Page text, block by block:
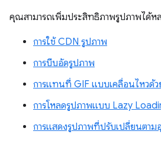
คุณสามารถเพิ่มประสิทธิภาพรูปภาพได้ห
การใช้ CDN รูปภาพ
การบีบอัดรูปภาพ
การแทนที่ GIF แบบเคลื่อนไหวด้ว
การโหลดรูปภาพแบบ Lazy
การแสดงรูปภาพที่ปรับเปลี่ยนตา